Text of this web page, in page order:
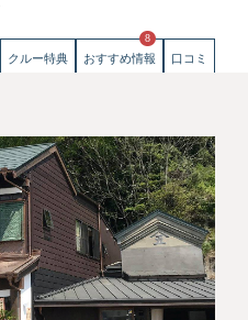
ECサイト
とは
からのお知らせ
クルー特典 おすすめ情報
8
口コミ